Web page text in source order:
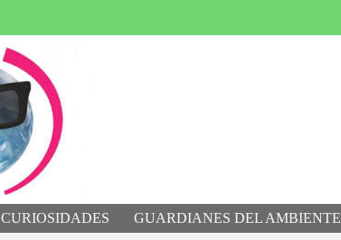
CURIOSIDADES GUARDIANES DEL AMBIENTE